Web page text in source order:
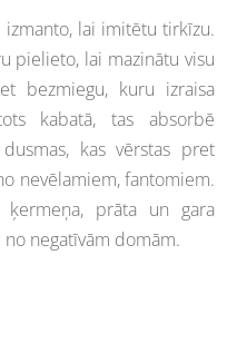
lai imitētu tirkīzu.
pielieto, lai mazinātu visu
bezmiegu, kuru izraisa
kabatā, tas absorbē
kas vērstas pret
nevēlamiem, fantomiem.
ķermeņa, prāta un gara
negatīvām domām.